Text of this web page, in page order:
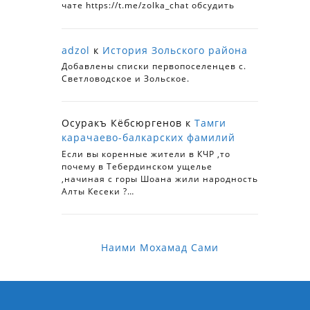
чате https://t.me/zolka_chat обсудить
adzol к История Зольского района
Добавлены списки первопоселенцев с.
Светловодское и Зольское.
Осуракъ Кёбсюргенов к Тамги
карачаево-балкарских фамилий
Если вы коренные жители в КЧР ,то
почему в Тебердинском ущелье
,начиная с горы Шоана жили народность
Алты Кесеки ?…
Наими Мохамад Сами